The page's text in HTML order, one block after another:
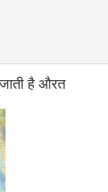
है औरत